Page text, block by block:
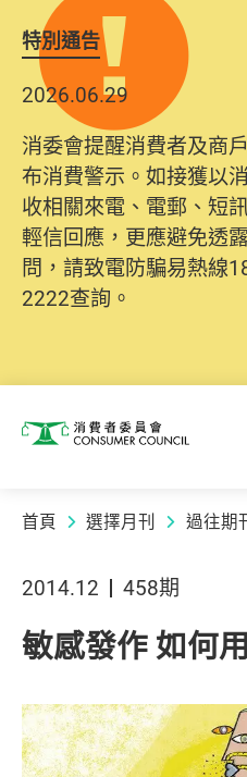
特別通告
2026.06.29
消委會提醒消費者及商
布消費警示。如接獲以
收相關來電、電郵、短
輕信回應，更應避免透
問，請致電防騙易熱線
2222查詢。
消費者委員會
首頁 選擇月刊 過往期
2014.12 458期
敏感發作 如何